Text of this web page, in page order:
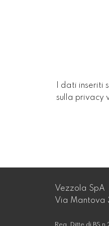
I dati inseriti
sulla privacy
Vezzola SpA
Via Mantova